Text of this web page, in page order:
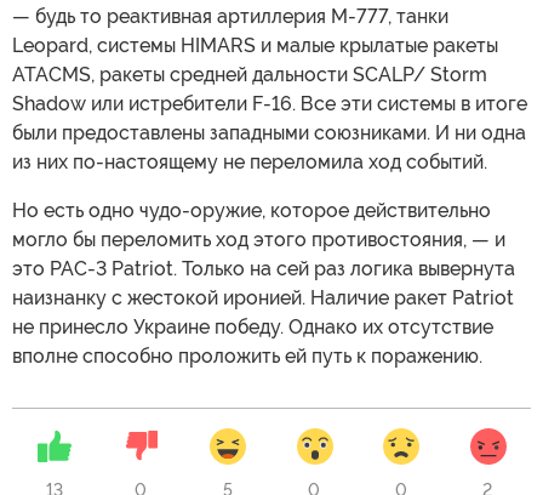
— будь то реактивная артиллерия M-777, танки
Leopard, системы HIMARS и малые крылатые ракеты
ATACMS, ракеты средней дальности SCALP/ Storm
Shadow или истребители F-16. Все эти системы в итоге
были предоставлены западными союзниками. И ни одна
из них по-настоящему не переломила ход событий.
Но есть одно чудо-оружие, которое действительно
могло бы переломить ход этого противостояния, — и
это PAC-3 Patriot. Только на сей раз логика вывернута
наизнанку с жестокой иронией. Наличие ракет Patriot
не принесло Украине победу. Однако их отсутствие
вполне способно проложить ей путь к поражению.
13 0 5 0 0 2